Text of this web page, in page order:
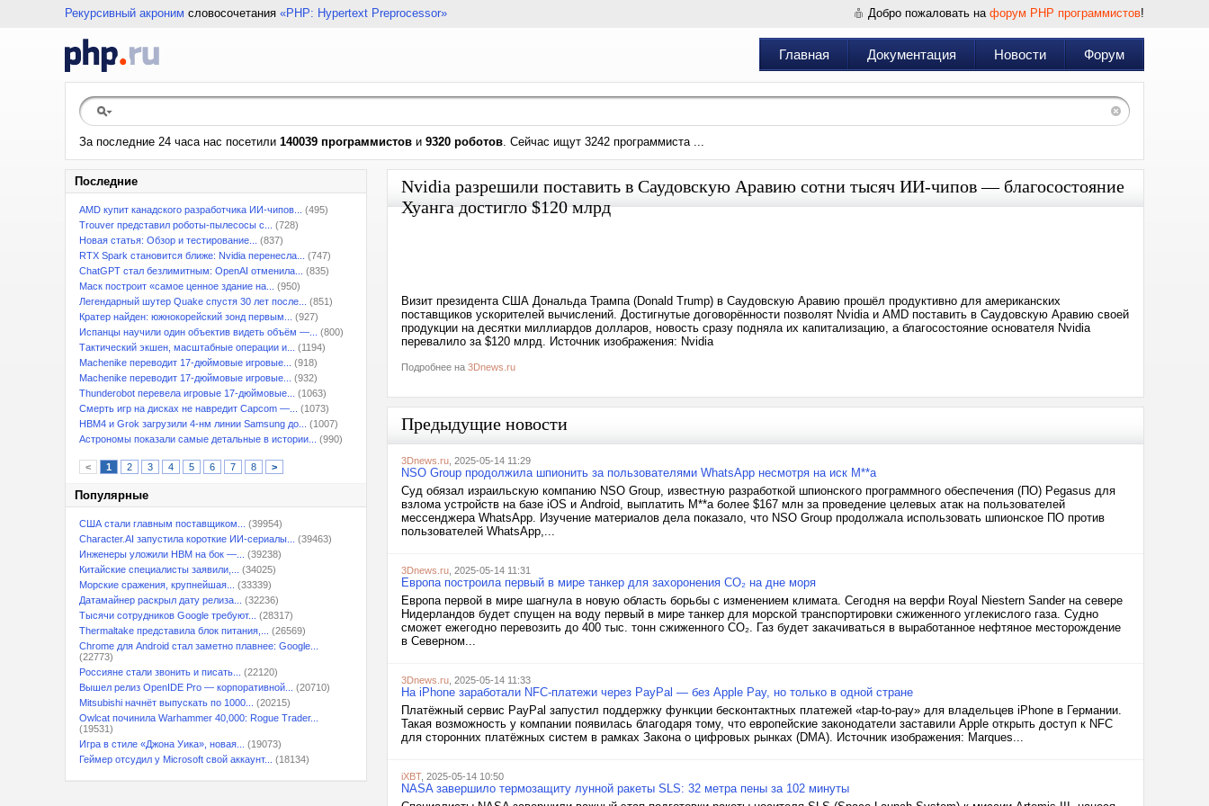
Рекурсивный акроним словосочетания «PHP: Hypertext Preprocessor» Добро пожаловать на форум PHP программистов!
Главная Документация Новости Форум
За последние 24 часа нас посетили 140039 программистов и 9320 роботов. Сейчас ищут 3242 программиста ...
Последние
AMD купит канадского разработчика ИИ-чипов...
(495)
Trouver представил роботы-пылесосы с...
(728)
Новая статья: Обзор и тестирование...
(837)
RTX Spark становится ближе: Nvidia перенесла...
(747)
ChatGPT стал безлимитным: OpenAI отменила...
(835)
Маск построит «самое ценное здание на...
(950)
Легендарный шутер Quake спустя 30 лет после...
(851)
Кратер найден: южнокорейский зонд первым...
(927)
Испанцы научили один объектив видеть объём —...
(800)
Тактический экшен, масштабные операции и...
(1194)
Machenike переводит 17-дюймовые игровые...
(918)
Machenike переводит 17-дюймовые игровые...
(932)
Thunderobot перевела игровые 17-дюймовые...
(1063)
Смерть игр на дисках не навредит Capcom —...
(1073)
HBM4 и Grok загрузили 4-нм линии Samsung до...
(1007)
Астрономы показали самые детальные в истории...
(990)
< 1 2 3 4 5 6 7 8 >
Популярные
США стали главным поставщиком...
(39954)
Character.AI запустила короткие ИИ-сериалы...
(39463)
Инженеры уложили HBM на бок —...
(39238)
Китайские специалисты заявили,...
(34025)
Морские сражения, крупнейшая...
(33339)
Датамайнер раскрыл дату релиза...
(32236)
Тысячи сотрудников Google требуют...
(28317)
Thermaltake представила блок питания,...
(26569)
Chrome для Android стал заметно плавнее: Google...
(22773)
Россияне стали звонить и писать...
(22120)
Вышел релиз OpenIDE Pro — корпоративной...
(20710)
Mitsubishi начнёт выпускать по 1000...
(20215)
Owlcat починила Warhammer 40,000: Rogue Trader...
(19531)
Игра в стиле «Джона Уика», новая...
(19073)
Геймер отсудил у Microsoft свой аккаунт...
(18134)
Nvidia разрешили поставить в Саудовскую Аравию сотни тысяч ИИ-чипов — благосостояние
Хуанга достигло $120 млрд
Визит президента США Дональда Трампа (Donald Trump) в Саудовскую Аравию прошёл продуктивно для американских
поставщиков ускорителей вычислений. Достигнутые договорённости позволят Nvidia и AMD поставить в Саудовскую Аравию своей
продукции на десятки миллиардов долларов, новость сразу подняла их капитализацию, а благосостояние основателя Nvidia
перевалило за $120 млрд. Источник изображения: Nvidia
Подробнее на 3Dnews.ru
Предыдущие новости
3Dnews.ru , 2025-05-14 11:29
NSO Group продолжила шпионить за пользователями WhatsApp несмотря на иск M**a
Суд обязал израильскую компанию NSO Group, известную разработкой шпионского программного обеспечения (ПО) Pegasus для
взлома устройств на базе iOS и Android, выплатить M**a более $167 млн за проведение целевых атак на пользователей
мессенджера WhatsApp. Изучение материалов дела показало, что NSO Group продолжала использовать шпионское ПО против
пользователей WhatsApp,...
3Dnews.ru , 2025-05-14 11:31
Европа построила первый в мире танкер для захоронения CO₂ на дне моря
Европа первой в мире шагнула в новую область борьбы с изменением климата. Сегодня на верфи Royal Niestern Sander на севере
Нидерландов будет спущен на воду первый в мире танкер для морской транспортировки сжиженного углекислого газа. Судно
сможет ежегодно перевозить до 400 тыс. тонн сжиженного CO₂. Газ будет закачиваться в выработанное нефтяное месторождение
в Северном...
3Dnews.ru , 2025-05-14 11:33
На iPhone заработали NFC-платежи через PayPal — без Apple Pay, но только в одной стране
Платёжный сервис PayPal запустил поддержку функции бесконтактных платежей «tap-to-pay» для владельцев iPhone в Германии.
Такая возможность у компании появилась благодаря тому, что европейские законодатели заставили Apple открыть доступ к NFC
для сторонних платёжных систем в рамках Закона о цифровых рынках (DMA). Источник изображения: Marques...
iXBT, 2025-05-14 10:50
NASA завершило термозащиту лунной ракеты SLS: 32 метра пены за 102 минуты